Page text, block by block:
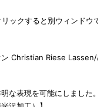
ックすると別ウィンドウで
Christian Riese Lassen/
な表現を可能にしました。